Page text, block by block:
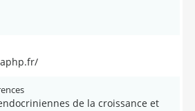
de la croissance et